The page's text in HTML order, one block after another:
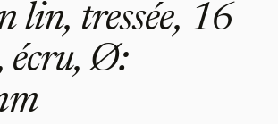
lin, tressée, 16
écru, Ø: